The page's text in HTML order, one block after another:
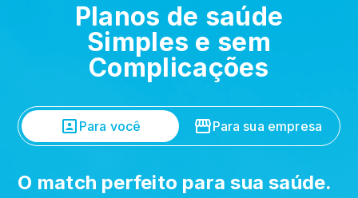
Planos de saúde
Simples e sem
Complicações
Para você Para sua empresa
O match perfeito para sua saúde.